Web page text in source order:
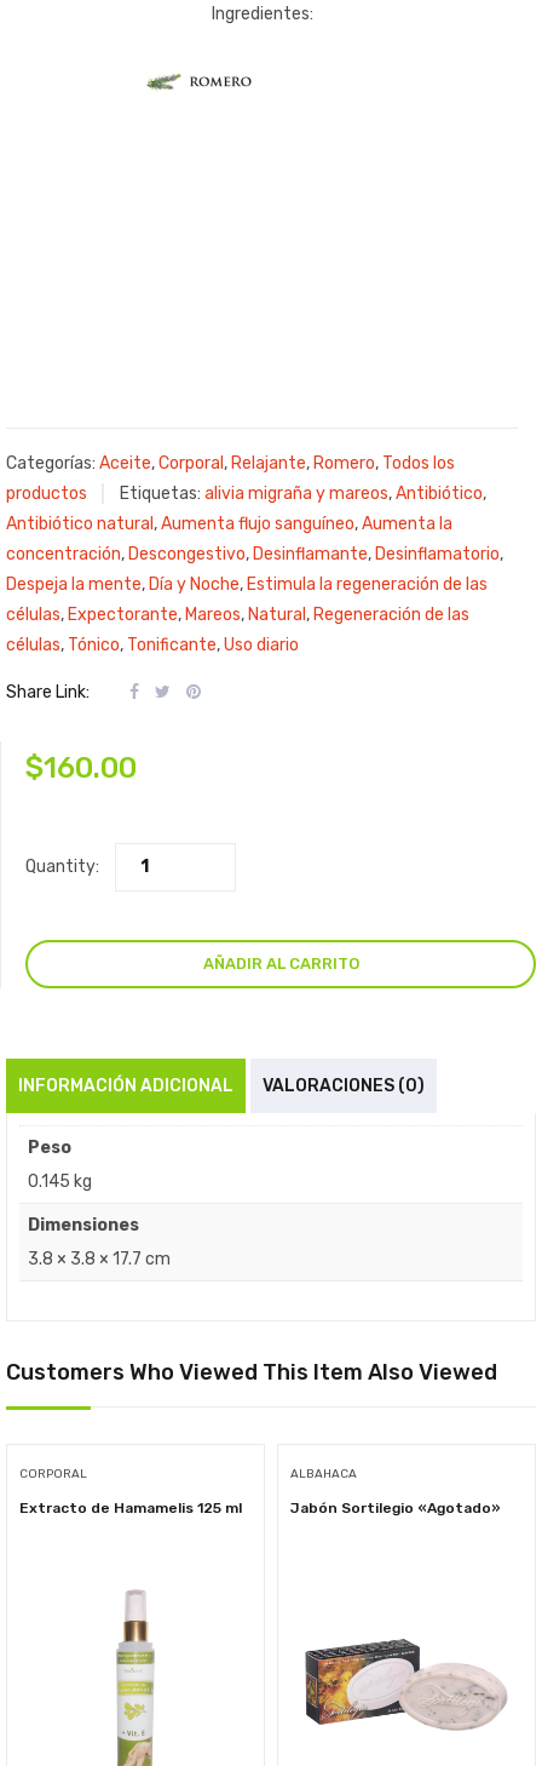
Ingredientes:
Categorías: Aceite,Corporal , Relajante, Romero, Todos los
productos
Etiquetas: alivia migraña y mareos,Antibiótico,
Antibiótico natural ,Aumenta flujo sanguíneo,Aumenta la
concentración, Descongestivo, Desinflamante, Desinflamatorio,
Despeja la mente, Día y Noche, Estimula la regeneración de las
células, Expectorante, Mareos, Natural , Regeneración de las
células, Tónico, Tonificante,Uso diario
Share Link:
$160.00
Quantity:
AÑADIR AL CARRITO
INFORMACIÓN ADICIONAL VALORACIONES (0)
Peso
0.145 kg
Dimensiones
3.8 × 3.8 × 17.7 cm
Customers Who Viewed This Item Also Viewed
CORPORAL
Extracto de Hamamelis 125 ml
ALBAHACA
Jabón Sortilegio «Agotado»